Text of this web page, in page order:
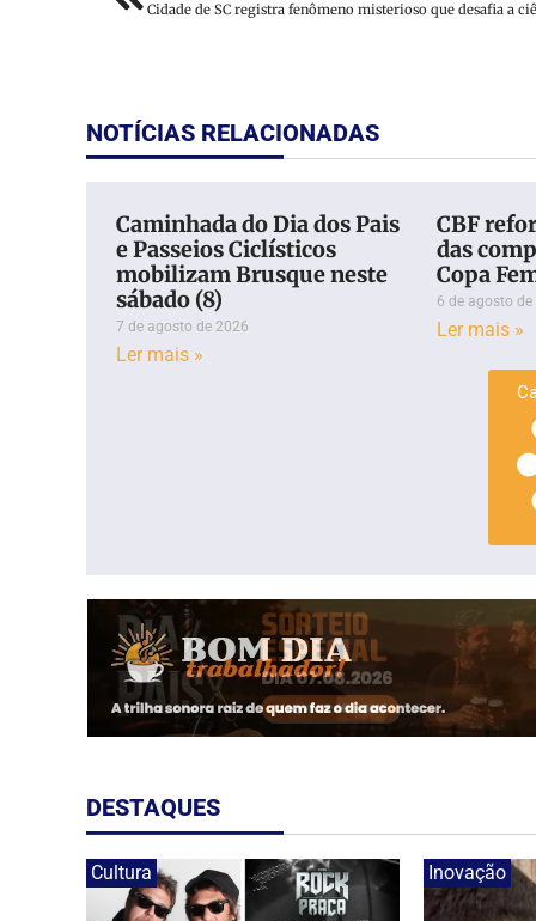
Cidade de SC registra fenômeno misterioso que desafia a
NOTÍCIAS RELACIONADAS
Caminhada do Dia dos Pais
e Passeios Ciclísticos
mobilizam Brusque neste
sábado (8)
7 de agosto de 2026
Ler mais »
CBF
das
Copa
6 de agosto
Ler mais »
DESTAQUES
Cultura Inovação